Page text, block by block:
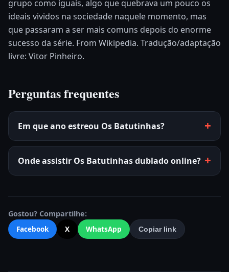
grupo como iguais, algo que quebrava um pouco os
ideais vividos na sociedade naquele momento, mas
que passaram a ser mais comuns depois do enorme
sucesso da série. From Wikipedia. Tradução/adaptação
livre: Vitor Pinheiro.
Perguntas frequentes
Em que ano estreou Os Batutinhas?
Onde assistir Os Batutinhas dublado online?
Gostou? Compartilhe:
Facebook
X WhatsApp Copiar link